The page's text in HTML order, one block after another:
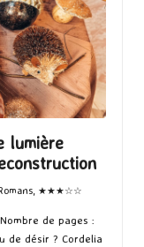
lumière
, ★★★☆☆
de pages :
de désir ? Cordelia